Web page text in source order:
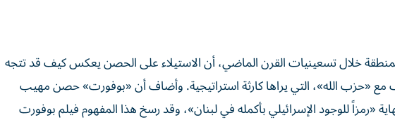
خلال تسعينيات القرن الماضي، أن الاستيلاء على الحصن يعكس كيف قد تتجه
مع «حزب الله»، التي يراها كارثة استراتيجية. وأضاف أن «بوفورت» حصن مهيب
«رمزاً للوجود الإسرائيلي بأكمله في لبنان»، وقد رسخ هذا المفهوم فيلم بوفورت